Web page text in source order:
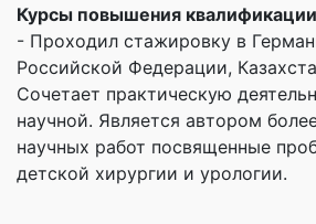
Курсы повышения
- Проходил стажировку в
Российской Федерации,
Сочетает практическую
научной. Является автором
научных работ посвященные
детской хирургии и урологии.